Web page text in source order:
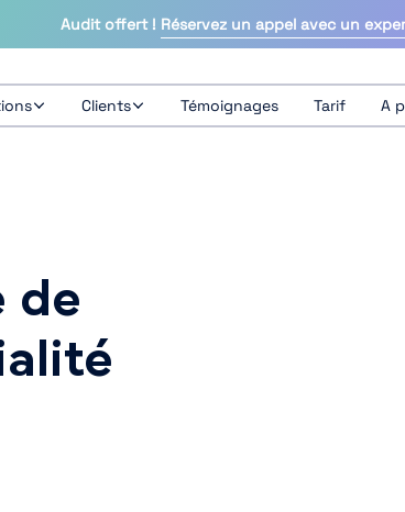
Audit offert ! Réservez un appel avec un
Clients Témoignages Tarif A
de